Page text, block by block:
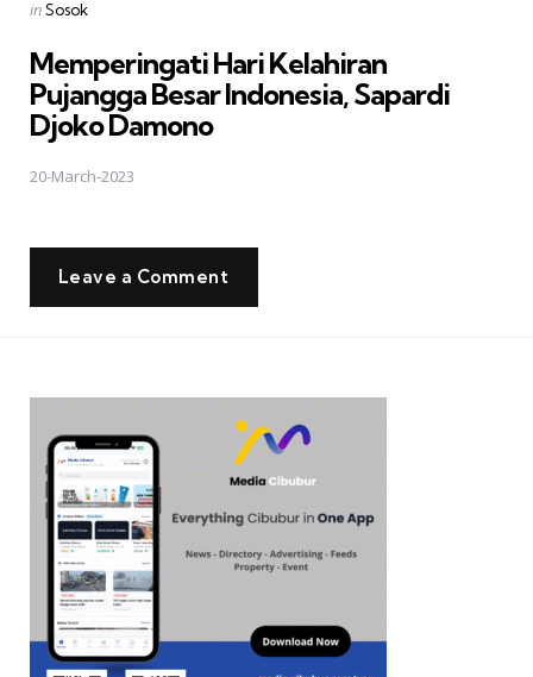
Posted
inSosok
Memperingati Hari Kelahiran
Pujangga Besar Indonesia, Sapardi
Djoko Damono
20-March-2023
Leave a Comment